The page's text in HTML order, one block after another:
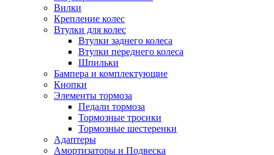
Вилки
Крепление колес
Втулки для колес
Втулки заднего колеса
Втулки переднего колеса
Шпильки
Бампера и комплектующие
Кнопки
Элементы тормоза
Педали тормоза
Тормозные тросики
Тормозные шестеренки
Адаптеры
Амортизаторы и Подвеска